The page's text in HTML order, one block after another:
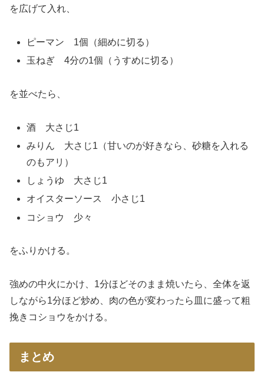
を広げて入れ、
ピーマン 1個（細めに切る）
玉ねぎ 4分の1個（うすめに切る）
を並べたら、
酒 大さじ1
みりん 大さじ1（甘いのが好きなら、砂糖を入れる
のもアリ）
しょうゆ 大さじ1
オイスターソース 小さじ1
コショウ 少々
をふりかける。
強めの中火にかけ、1分ほどそのまま焼いたら、全体を返
しながら1分ほど炒め、肉の色が変わったら皿に盛って粗
挽きコショウをかける。
まとめ